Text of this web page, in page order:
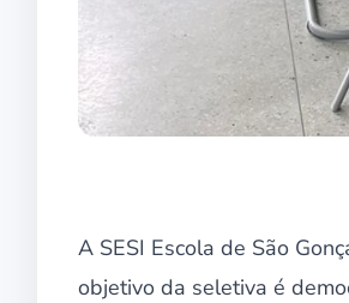
A SESI Escola de São
objetivo da seletiva é